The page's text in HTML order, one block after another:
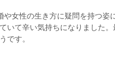
や女性の生き方に疑問を持つ
いて辛い気持ちになりました
です。